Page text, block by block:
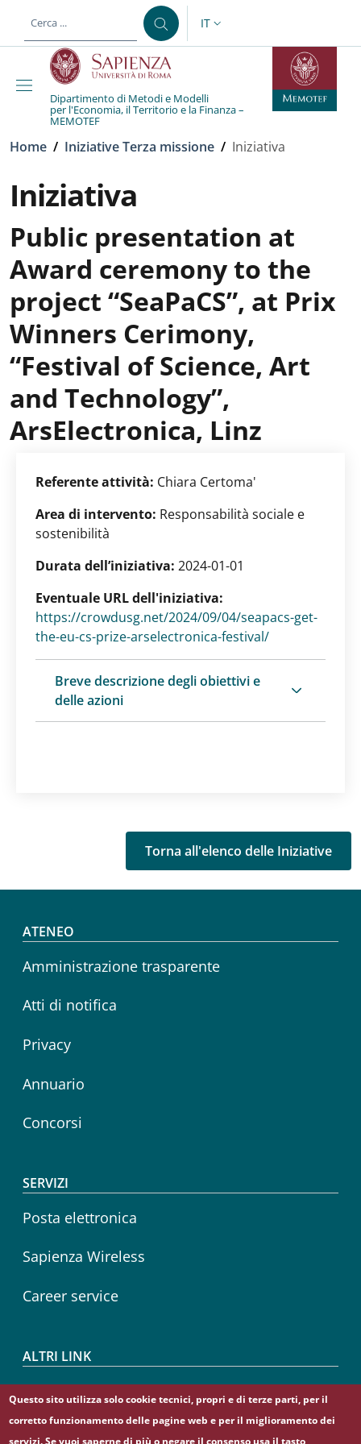
al contenuto principale
SELETTORE LINGUA:
IT
Dipartimento di Metodi e Modelli
per l'Economia, il Territorio e la Finanza –
MEMOTEF
Briciole di pane
Home / Iniziative Terza missione / Iniziativa
Iniziativa
Public presentation at
Award ceremony to the
project “SeaPaCS”, at Prix
Winners Cerimony,
“Festival of Science, Art
and Technology”,
ArsElectronica, Linz
Referente attività: Chiara Certoma'
Area di intervento: Responsabilità sociale e
sostenibilità
Durata dell’iniziativa: 2024-01-01
Eventuale URL dell'iniziativa:
https://crowdusg.net/2024/09/04/seapacs-get-
the-eu-cs-prize-arselectronica-festival/
Breve descrizione degli obiettivi e
delle azioni
Torna all'elenco delle Iniziative
Footer menu
ATENEO
Amministrazione trasparente
Atti di notifica
Privacy
Annuario
Concorsi
SERVIZI
Posta elettronica
Sapienza Wireless
Career service
ALTRI LINK
CIAO
Sapienza Store
Questo sito utilizza solo cookie tecnici, propri e di terze parti, per il
corretto funzionamento delle pagine web e per il miglioramento dei
servizi. Se vuoi saperne di più o negare il consenso usa il tasto